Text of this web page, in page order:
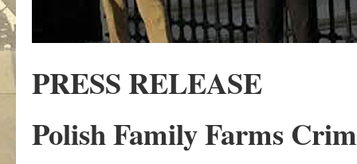
PRESS RELEASE
Polish Family Farms